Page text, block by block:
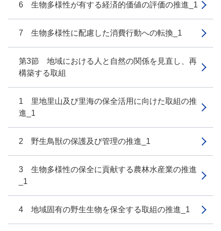
6 生物多様性が有する経済的価値の評価の推進_1
7 生物多様性に配慮した消費行動への転換_1
第3節 地域における人と自然の関係を見直し、再
構築する取組
1 里地里山及び里海の保全活用に向けた取組の推
進_1
2 野生鳥獣の保護及び管理の推進_1
3 生物多様性の保全に貢献する農林水産業の推進
_1
4 地域固有の野生生物を保全する取組の推進_1